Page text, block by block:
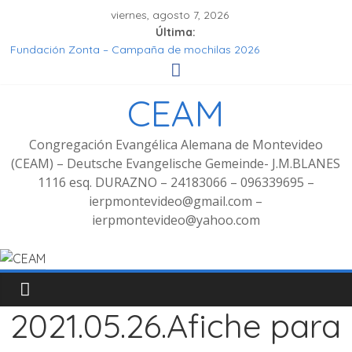
viernes, agosto 7, 2026
Última:
Fundación Zonta – Campaña de mochilas 2026
Seminar Hören, Verstehen, Geniessen
Fotos Culto bilingüe 8/2025 con bienvenida de grupo
CEAM
Congregación Evangélica Alemana de Montevideo
(CEAM) – Deutsche Evangelische Gemeinde- J.M.BLANES
1116 esq. DURAZNO – 24183066 – 096339695 –
ierpmontevideo@gmail.com –
ierpmontevideo@yahoo.com
2021.05.26.Afiche para